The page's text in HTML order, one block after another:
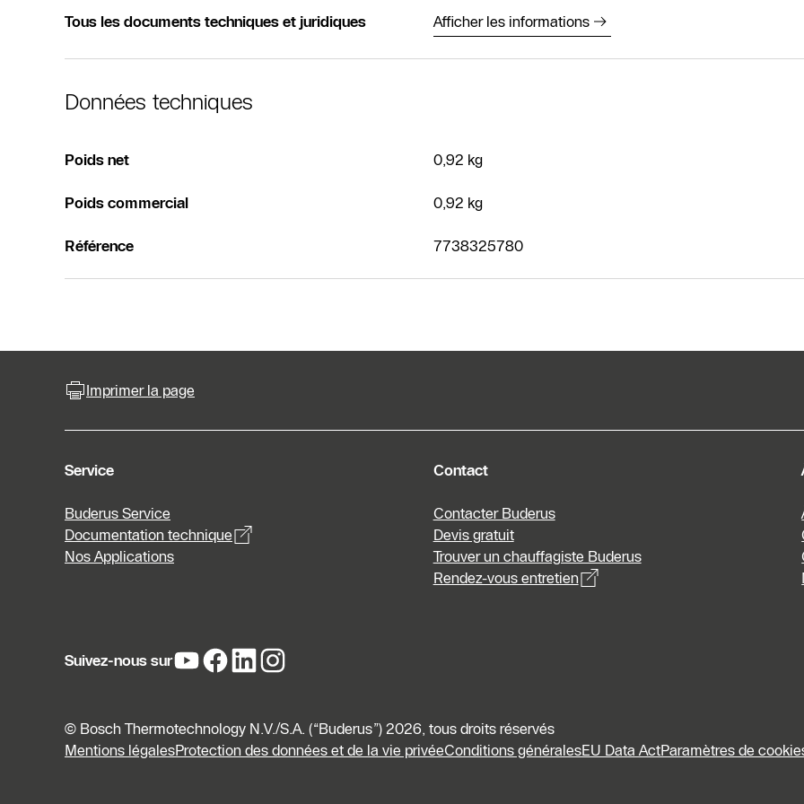
Tous les documents techniques et juridiques Afficher les informations
Données techniques
Poids net 0,92 kg
Poids commercial 0,92 kg
Référence 7738325780
Prendre
Imprimer la page
Service
Buderus Service
Documentation technique
Nos Applications
Contact
Contacter Buderus
Devis gratuit
Trouver un chauffagiste Buderus
Rendez-vous entretien
Suivez-nous sur
© Bosch Thermotechnology N.V./S.A. (“Buderus”) 2026, tous droits réservés
Mentions légalesProtection des données et de la vie privéeConditions généralesEU Data ActParamètres de